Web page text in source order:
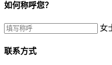
如何称呼您？
女
联系方式